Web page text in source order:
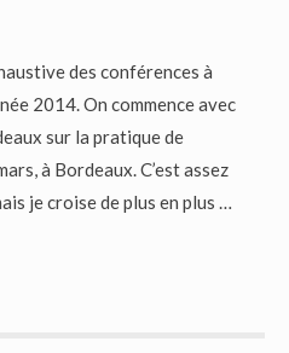
des conférences à
2014. On commence avec
sur la pratique de
à Bordeaux. C’est assez
je croise de plus en plus …